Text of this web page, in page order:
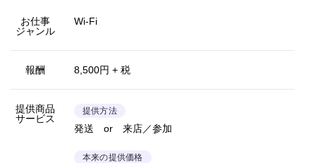
お仕事
ジャンル
Wi-Fi
報酬 8,500円 + 税
提供商品
サービス
提供方法
発送 or 来店／参加
本来の提供価格